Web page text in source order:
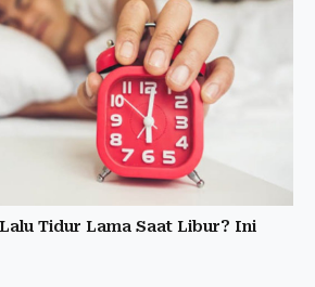
Tidur Lama Saat Libur? Ini